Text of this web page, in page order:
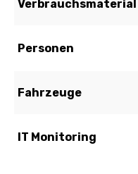
Unterschiede
Untergruppe der
Tabelle der